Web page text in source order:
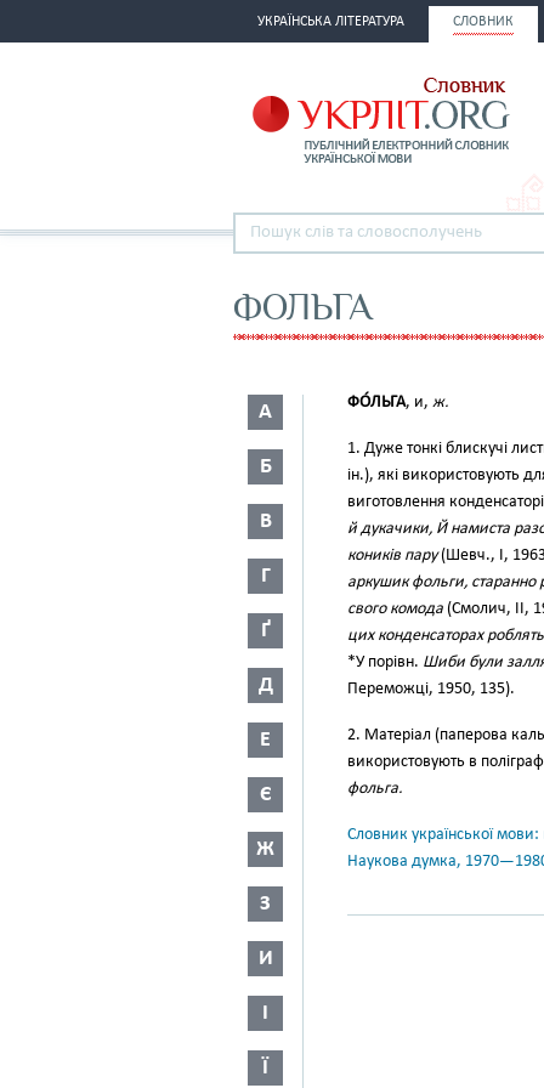
УКРАЇНСЬКА ЛІТЕРАТУРА СЛОВНИК
ФОЛЬГА
А
Б
В
Г
Ґ
Д
Е
Є
Ж
З
И
І
Ї
ФО́ЛЬГА, и, ж.
1. Дуже тонкі блискучі
ін.), які використовують
виготовлення
й дукачики, Й намиста
коників пару(Шевч., І,
аркушик фольги, старанно
свого комода (Смолич, II,
цих конденсаторах
*У порівн. Шиби були
Переможці, 1950, 135).
2. Матеріал (паперова
використовують в
фольга.
Словник української
Наукова думка,